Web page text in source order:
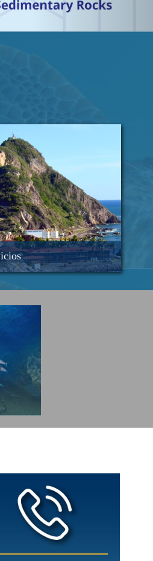
nutrientes
Partícula por Láser
y Oceanográfico
de Barrido
por medio del nucleador